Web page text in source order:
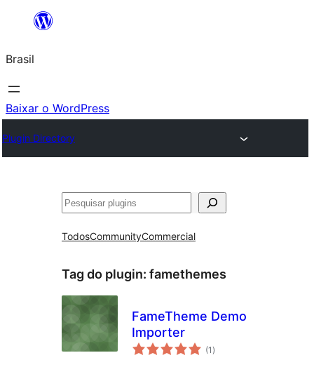
o
conteúdo
Brasil
Baixar o WordPress
Plugin Directory
Pesquisar
TodosCommunityCommercial
Tag do plugin: famethemes
FameTheme Demo
Importer
(1 total
de
)